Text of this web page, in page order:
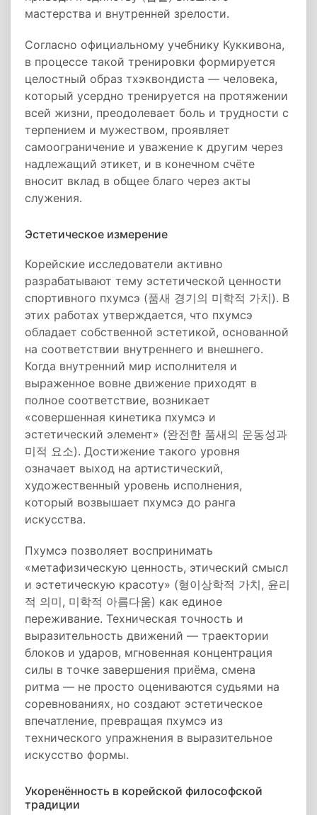
мастерства и внутренней зрелости.
Согласно официальному учебнику Куккивона,
в процессе такой тренировки формируется
целостный образ тхэквондиста — человека,
который усердно тренируется на протяжении
всей жизни, преодолевает боль и трудности с
терпением и мужеством, проявляет
самоограничение и уважение к другим через
надлежащий этикет, и в конечном счёте
вносит вклад в общее благо через акты
служения.
Эстетическое измерение
Корейские исследователи активно
разрабатывают тему эстетической ценности
спортивного пхумсэ (품새 경기의 미학적 가치). В
этих работах утверждается, что пхумсэ
обладает собственной эстетикой, основанной
на соответствии внутреннего и внешнего.
Когда внутренний мир исполнителя и
выраженное вовне движение приходят в
полное соответствие, возникает
«совершенная кинетика пхумсэ и
эстетический элемент» (완전한 품새의 운동성과
미적 요소). Достижение такого уровня
означает выход на артистический,
художественный уровень исполнения,
который возвышает пхумсэ до ранга
искусства.
Пхумсэ позволяет воспринимать
«метафизическую ценность, этический смысл
и эстетическую красоту» (형이상학적 가치, 윤리
적 의미, 미학적 아름다움) как единое
переживание. Техническая точность и
выразительность движений — траектории
блоков и ударов, мгновенная концентрация
силы в точке завершения приёма, смена
ритма — не просто оцениваются судьями на
соревнованиях, но создают эстетическое
впечатление, превращая пхумсэ из
технического упражнения в выразительное
искусство формы.
Укоренённость в корейской философской
традиции